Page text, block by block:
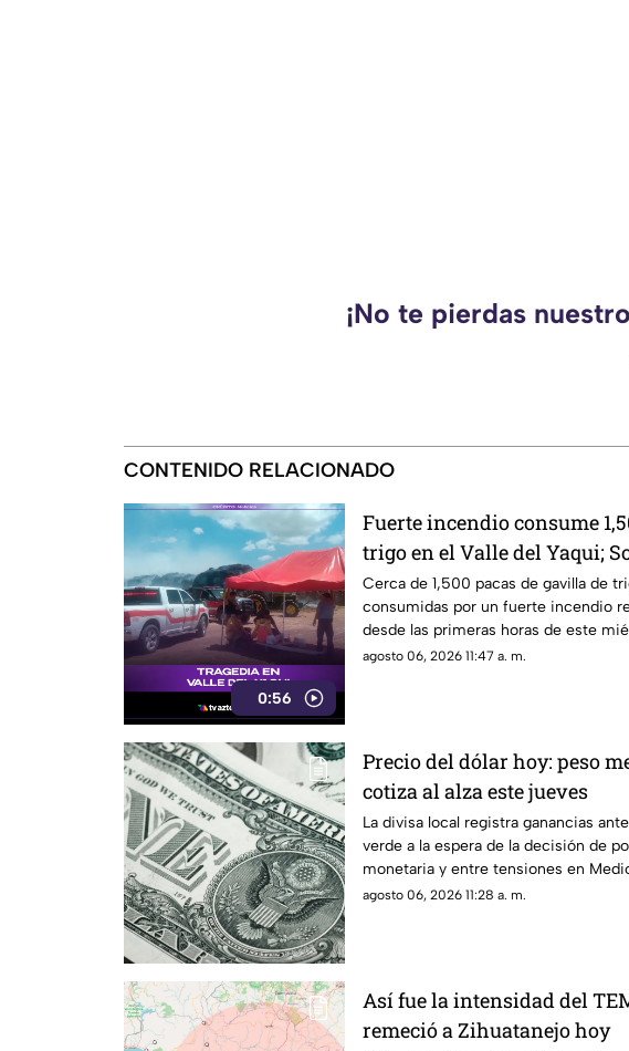
¡No te pierdas
CONTENIDO RELACIONADO
0:56
Fuerte incendio consume
trigo en el Valle del Yaqui;
bomberos luchan por
Cerca de 1,500 pacas de gavilla de
consumidas por un fuerte incendio
desde las primeras horas de este
Valle del Yaqui.
agosto 06, 2026 11:47 a. m.
Precio del dólar hoy: peso
cotiza al alza este jueves
La divisa local registra ganancias
verde a la espera de la decisión de
monetaria y entre tensiones en
agosto 06, 2026 11:28 a. m.
Así fue la intensidad del
remeció a Zihuatanejo hoy